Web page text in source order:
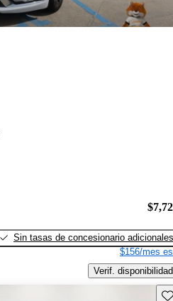
Sin tasas de concesionario adicionales
$156/mes
Verif. disponibilidad